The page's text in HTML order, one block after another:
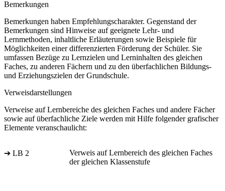
Bemerkungen
Bemerkungen haben Empfehlungscharakter. Gegenstand der
Bemerkungen sind Hinweise auf geeignete Lehr- und
Lernmethoden, inhaltliche Erläuterungen sowie Beispiele für
Möglichkeiten einer differenzierten Förderung der Schüler. Sie
umfassen Bezüge zu Lernzielen und Lerninhalten des gleichen
Faches, zu anderen Fächern und zu den überfachlichen Bildungs-
und Erziehungszielen der Grundschule.
Verweisdarstellungen
Verweise auf Lernbereiche des gleichen Faches und andere Fächer
sowie auf überfachliche Ziele werden mit Hilfe folgender grafischer
Elemente veranschaulicht:
➔ LB 2
Verweis auf Lernbereich des gleichen Faches
der gleichen Klassenstufe